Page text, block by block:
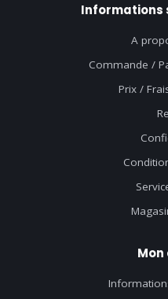
Informations
A
Commande /
Prix /